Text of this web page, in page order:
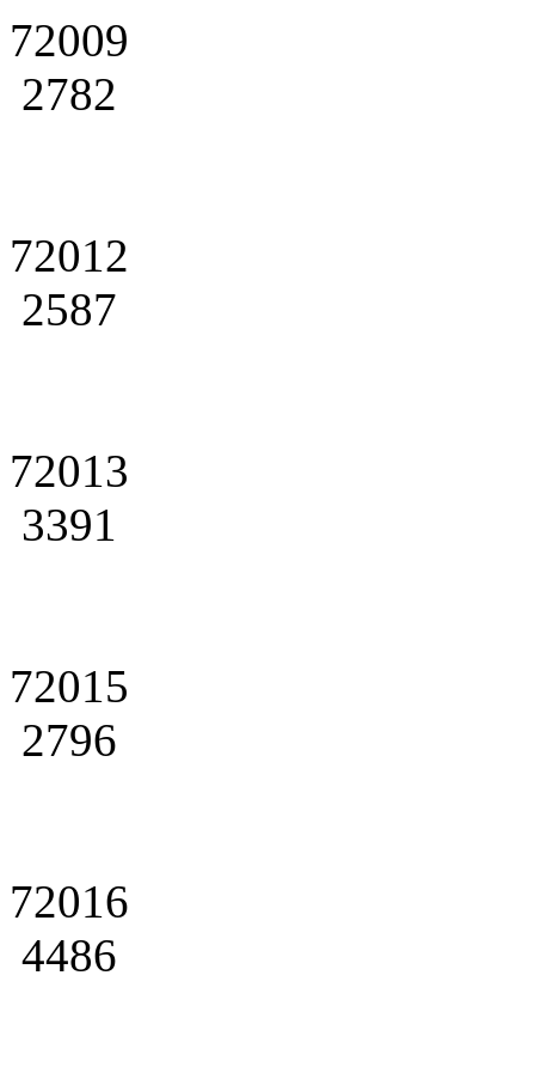
72009
2782
72012
2587
72013
3391
72015
2796
72016
4486